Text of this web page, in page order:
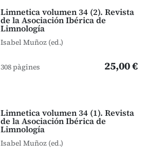
Limnetica volumen 34 (2). Revista
de la Asociación Ibérica de
Limnología
Isabel Muñoz (ed.)
308 pàgines 25,00 €
Limnetica volumen 34 (1). Revista
de la Asociación Ibérica de
Limnología
Isabel Muñoz (ed.)